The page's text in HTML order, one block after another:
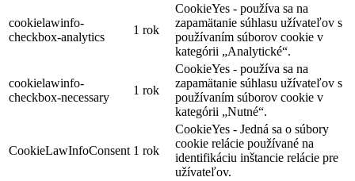
cookielawinfo-
checkbox-analytics
1 rok
CookieYes - používa sa na
zapamätanie súhlasu užívateľov s
používaním súborov cookie v
kategórii „Analytické“.
cookielawinfo-
checkbox-necessary
1 rok
CookieYes - používa sa na
zapamätanie súhlasu užívateľov s
používaním súborov cookie v
kategórii „Nutné“.
CookieLawInfoConsent 1 rok
CookieYes - Jedná sa o súbory
cookie relácie používané na
identifikáciu inštancie relácie pre
užívateľov.